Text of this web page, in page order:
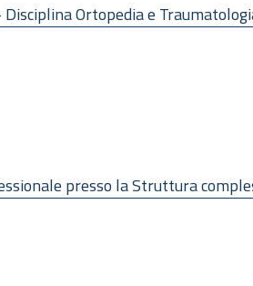
Ortopedia e
presso la Struttura